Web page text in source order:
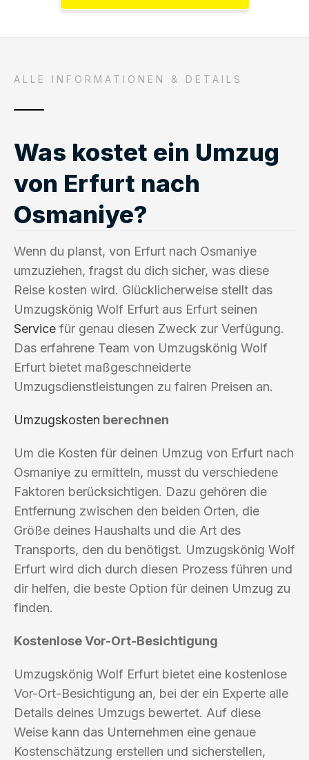
ALLE INFORMATIONEN & DETAILS
Was kostet ein Umzug
von Erfurt nach
Osmaniye?
Wenn du planst, von Erfurt nach Osmaniye
umzuziehen, fragst du dich sicher, was diese
Reise kosten wird. Glücklicherweise stellt das
Umzugskönig Wolf Erfurt aus Erfurt seinen
Service für genau diesen Zweck zur Verfügung.
Das erfahrene Team von Umzugskönig Wolf
Erfurt bietet maßgeschneiderte
Umzugsdienstleistungen zu fairen Preisen an.
Umzugskosten berechnen
Um die Kosten für deinen Umzug von Erfurt nach
Osmaniye zu ermitteln, musst du verschiedene
Faktoren berücksichtigen. Dazu gehören die
Entfernung zwischen den beiden Orten, die
Größe deines Haushalts und die Art des
Transports, den du benötigst. Umzugskönig Wolf
Erfurt wird dich durch diesen Prozess führen und
dir helfen, die beste Option für deinen Umzug zu
finden.
Kostenlose Vor-Ort-Besichtigung
Umzugskönig Wolf Erfurt bietet eine kostenlose
Vor-Ort-Besichtigung an, bei der ein Experte alle
Details deines Umzugs bewertet. Auf diese
Weise kann das Unternehmen eine genaue
Kostenschätzung erstellen und sicherstellen,